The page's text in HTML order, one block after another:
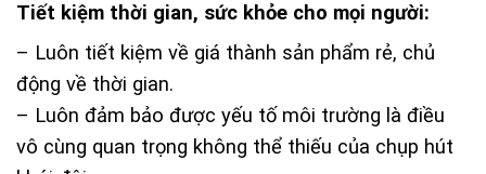
Tiết kiệm thời gian, sức khỏe cho mọi người:
– Luôn tiết kiệm về giá thành sản phẩm rẻ, chủ
động về thời gian.
– Luôn đảm bảo được yếu tố môi trường là điều
vô cùng quan trọng không thể thiếu của chụp hút